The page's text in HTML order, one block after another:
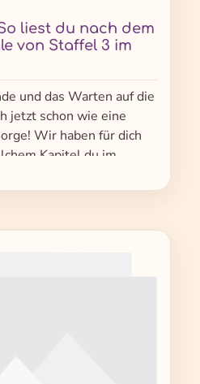
liest du nach dem
von Staffel 3 im
und das Warten auf die
jetzt schon wie eine
Wir haben für dich
Kapitel du im